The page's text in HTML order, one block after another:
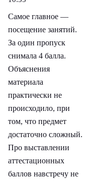
Самое главное —
посещение занятий.
За один пропуск
снимала 4 балла.
Объяснения
материала
практически не
происходило, при
том, что предмет
достаточно сложный.
Про выставлении
аттестационных
баллов навстречу не